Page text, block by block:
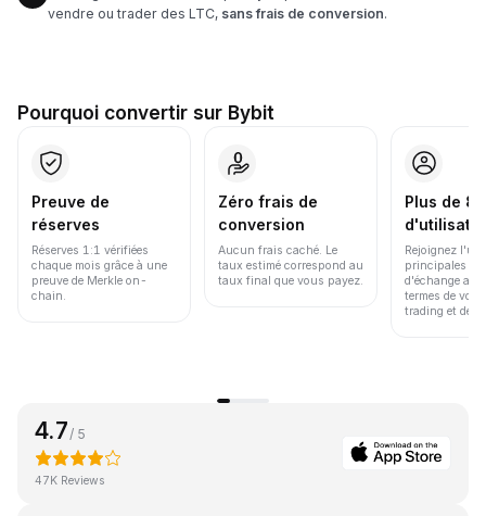
vendre ou trader des LTC, sans frais de conversion.
Pourquoi convertir sur Bybit
Preuve de
réserves
Réserves 1:1 vérifiées
chaque mois grâce à une
preuve de Merkle on-
chain.
Zéro frais de
conversion
Aucun frais caché. Le
taux estimé correspond au
taux final que vous payez.
Plus de
Rejoignez
principales
d'échange au
termes de
trading et de
4.7 / 5
47K Reviews